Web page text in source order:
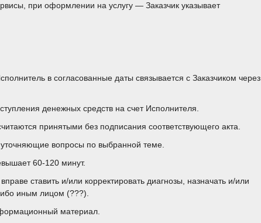
при оформлении на услугу — Заказчик указывает
в согласованные даты связывается с Заказчиком через
денежных средств на счет Исполнителя.
принятыми без подписания соответствующего акта.
вопросы по выбранной теме.
60-120 минут.
ставить и/или корректировать диагнозы, назначать и/или
иным лицом (???).
материал.